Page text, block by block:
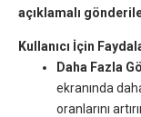
açıklamalı
Kullanıcı İçin
Daha Fazla
ekranında
oranlarını